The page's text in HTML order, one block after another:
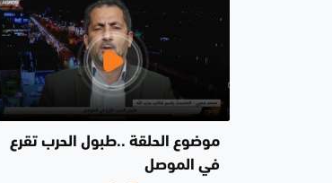
موضوع الحلقة ..طبول الحرب تقرع
في الموصل